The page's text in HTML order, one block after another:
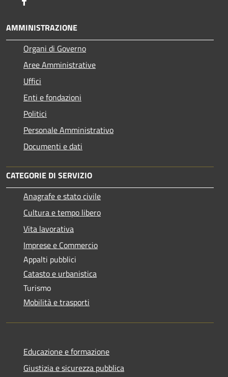
AMMINISTRAZIONE
Organi di Governo
Aree Amministrative
Uffici
Enti e fondazioni
Politici
Personale Amministrativo
Documenti e dati
CATEGORIE DI SERVIZIO
Anagrafe e stato civile
Cultura e tempo libero
Vita lavorativa
Imprese e Commercio
Appalti pubblici
Catasto e urbanistica
Turismo
Mobilità e trasporti
Educazione e formazione
Giustizia e sicurezza pubblica